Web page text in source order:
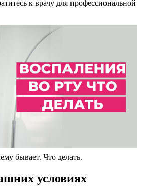
к врачу для профессиональной
бывает. Что делать.
условиях